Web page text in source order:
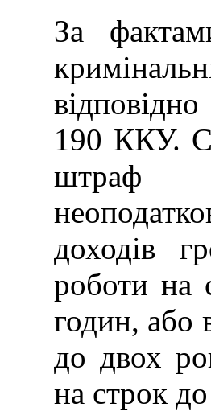
За
190 ККУ.
штраф
доходів
роботи на
годин, або
до двох
на строк